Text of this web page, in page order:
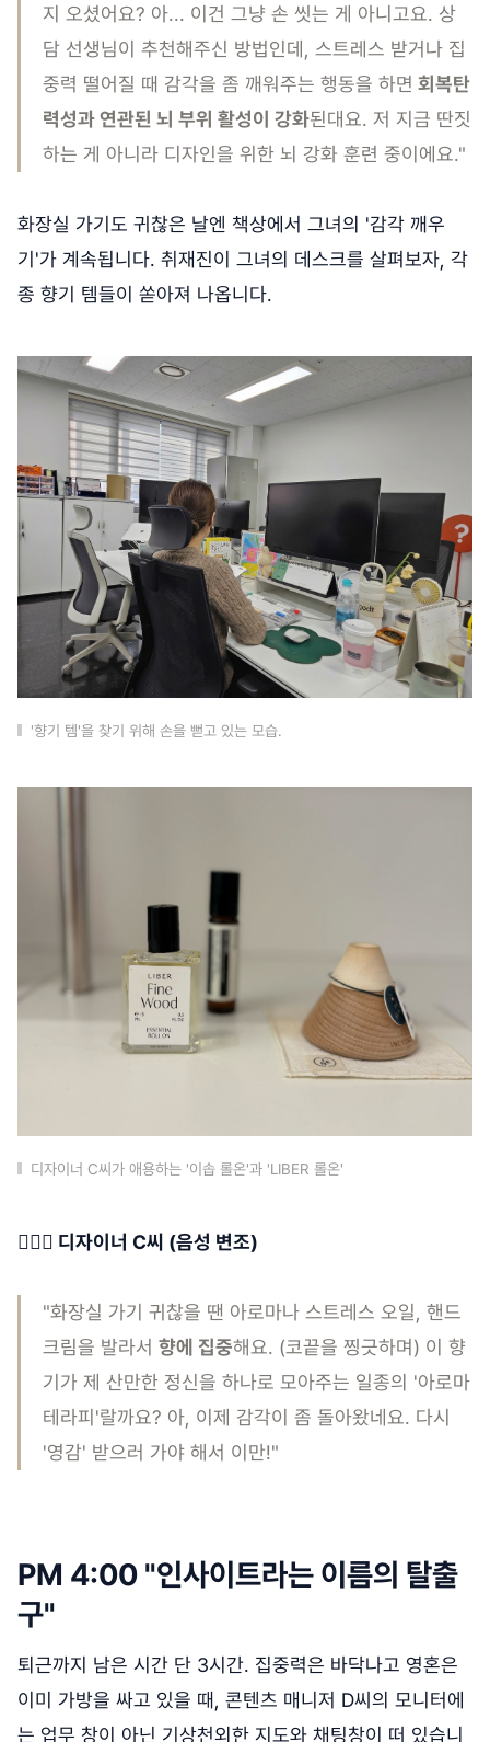
지 오셨어요? 아... 이건 그냥 손 씻는 게 아니고요. 상
담 선생님이 추천해주신 방법인데, 스트레스 받거나 집
중력 떨어질 때 감각을 좀 깨워주는 행동을 하면 회복탄
력성과 연관된 뇌 부위 활성이 강화된대요. 저 지금 딴짓
하는 게 아니라 디자인을 위한 뇌 강화 훈련 중이에요."
화장실 가기도 귀찮은 날엔 책상에서 그녀의 '감각 깨우
기'가 계속됩니다. 취재진이 그녀의 데스크를 살펴보자, 각
종 향기 템들이 쏟아져 나옵니다.
'향기 템'을 찾기 위해 손을 뻗고 있는 모습.
디자이너 C씨가 애용하는 '이솝 롤온'과 'LIBER 롤온'
🙋🏻‍♀️ 디자이너 C씨 (음성 변조)
"화장실 가기 귀찮을 땐 아로마나 스트레스 오일, 핸드
크림을 발라서 향에 집중해요. (코끝을 찡긋하며) 이 향
기가 제 산만한 정신을 하나로 모아주는 일종의 '아로마
테라피'랄까요? 아, 이제 감각이 좀 돌아왔네요. 다시
'영감' 받으러 가야 해서 이만!"
PM 4:00 "인사이트라는 이름의 탈출
구"
퇴근까지 남은 시간 단 3시간. 집중력은 바닥나고 영혼은
이미 가방을 싸고 있을 때, 콘텐츠 매니저 D씨의 모니터에
는 업무 창이 아닌 기상천외한 지도와 채팅창이 떠 있습니